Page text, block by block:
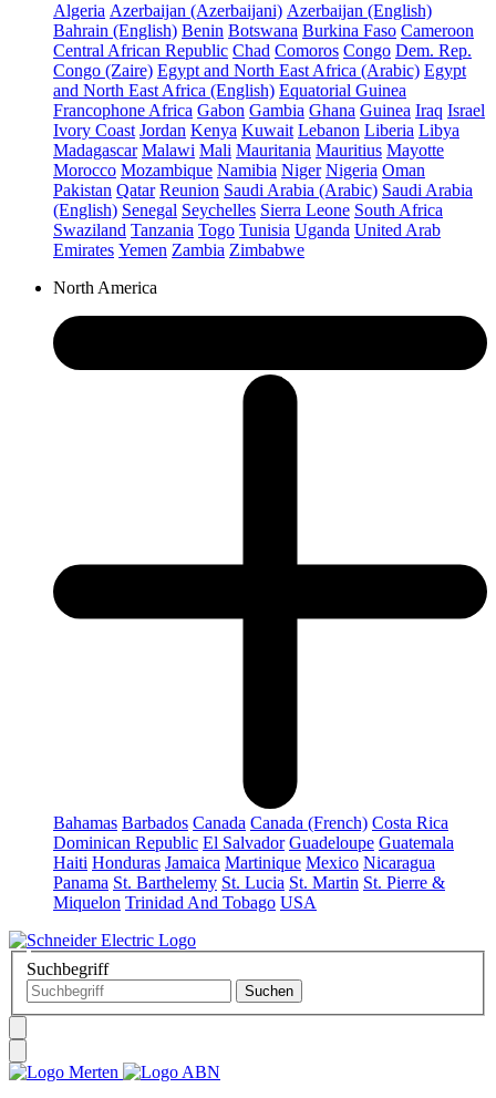
Algeria Azerbaijan (Azerbaijani) Azerbaijan (English)
Bahrain (English) Benin Botswana Burkina Faso Cameroon
Central African Republic Chad Comoros Congo Dem. Rep.
Congo (Zaire) Egypt and North East Africa (Arabic) Egypt
and North East Africa (English) Equatorial Guinea
Francophone Africa Gabon Gambia Ghana Guinea Iraq Israel
Ivory Coast Jordan Kenya Kuwait Lebanon Liberia Libya
Madagascar Malawi Mali Mauritania Mauritius Mayotte
Morocco Mozambique Namibia Niger Nigeria Oman
Pakistan Qatar Reunion Saudi Arabia (Arabic) Saudi Arabia
(English) Senegal Seychelles Sierra Leone South Africa
Swaziland Tanzania Togo Tunisia Uganda United Arab
Emirates Yemen Zambia Zimbabwe
North America
Bahamas Barbados Canada Canada (French) Costa Rica
Dominican Republic El Salvador Guadeloupe Guatemala
Haiti Honduras Jamaica Martinique Mexico Nicaragua
Panama St. Barthelemy St. Lucia St. Martin St. Pierre &
Miquelon Trinidad And Tobago USA
Suchbegriff